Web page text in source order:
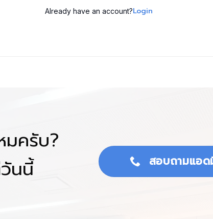
Already have an account?Login
มครับ?
นนี้
สอบถามแอ